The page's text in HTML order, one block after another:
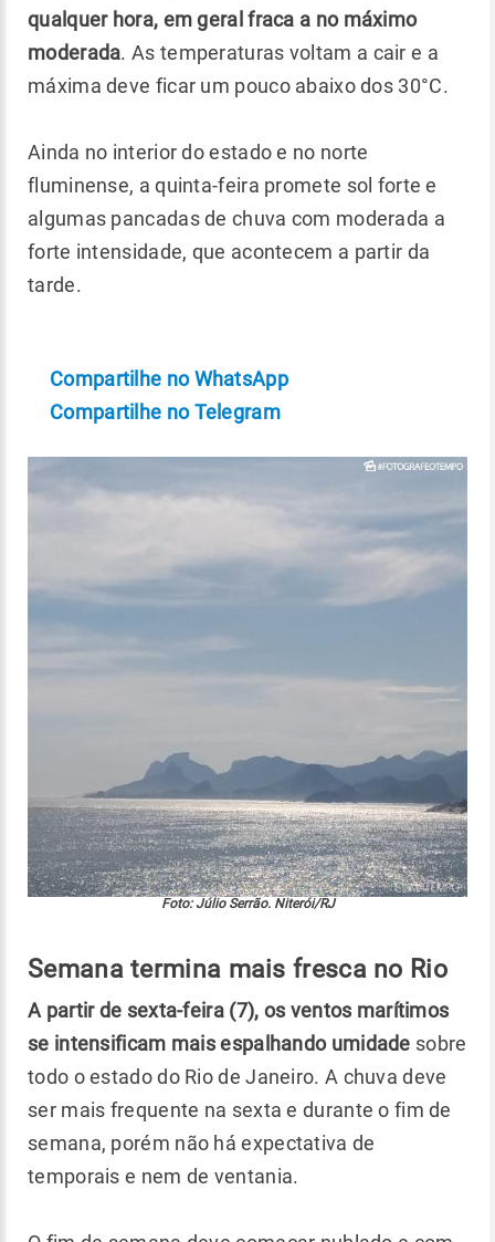
qualquer hora, em geral fraca a no máximo
moderada. As temperaturas voltam a cair e a
máxima deve ficar um pouco abaixo dos 30°C.
Ainda no interior do estado e no norte
fluminense, a quinta-feira promete sol forte e
algumas pancadas de chuva com moderada a
forte intensidade, que acontecem a partir da
tarde.
Compartilhe no WhatsApp
Compartilhe no Telegram
Foto: Júlio Serrão. Niterói/RJ
Semana termina mais fresca no Rio
A partir de sexta-feira (7), os ventos marítimos
se intensificam mais espalhando umidade sobre
todo o estado do Rio de Janeiro. A chuva deve
ser mais frequente na sexta e durante o fim de
semana, porém não há expectativa de
temporais e nem de ventania.